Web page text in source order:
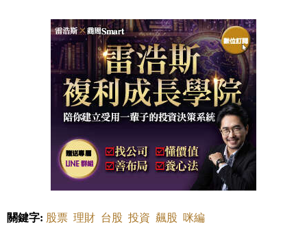
關鍵字: 股票 理財 台股 投資 飆股 咪編